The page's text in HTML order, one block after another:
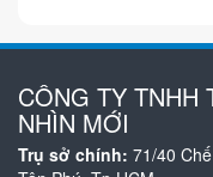
CÔNG TY TNHH
NHÌN MỚI
Trụ sở chính: 71/40